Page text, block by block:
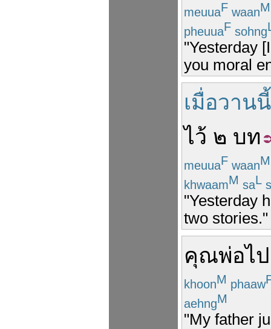
meuuaF waanM
pheuuaF sohng
"Yesterday
you moral
เมื่อวานนี้
ไว้ ๒ บท
meuuaF waanM
khwaamM saL
"Yesterday
two stories."
คุณพ่อไป
khoonM phaaw
aehngM
"My father